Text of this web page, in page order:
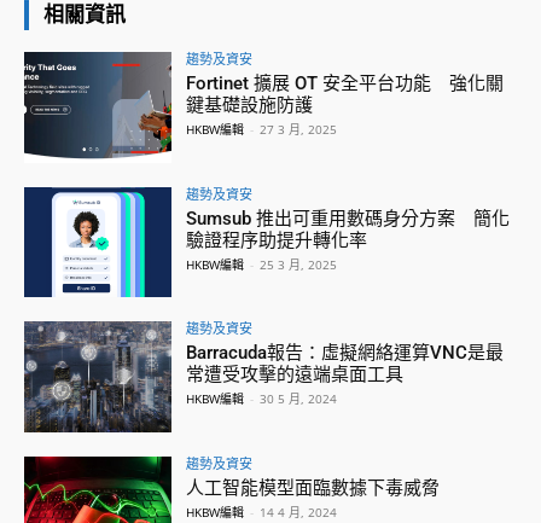
相關資訊
趨勢及資安
Fortinet 擴展 OT 安全平台功能 強化關
鍵基礎設施防護
HKBW編輯 - 27 3 月, 2025
趨勢及資安
Sumsub 推出可重用數碼身分方案 簡化
驗證程序助提升轉化率
HKBW編輯 - 25 3 月, 2025
趨勢及資安
Barracuda報告：虛擬網絡運算VNC是最
常遭受攻擊的遠端桌面工具
HKBW編輯 - 30 5 月, 2024
趨勢及資安
人工智能模型面臨數據下毒威脅
HKBW編輯 - 14 4 月, 2024